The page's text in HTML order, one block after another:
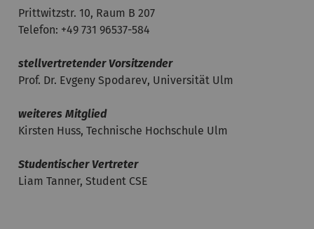
Prittwitzstr. 10, Raum B 207
Telefon: +49 731 96537-584
stellvertretender Vorsitzender
Prof. Dr. Evgeny Spodarev, Universität Ulm
weiteres Mitglied
Kirsten Huss, Technische Hochschule Ulm
Studentischer Vertreter
Liam Tanner, Student CSE